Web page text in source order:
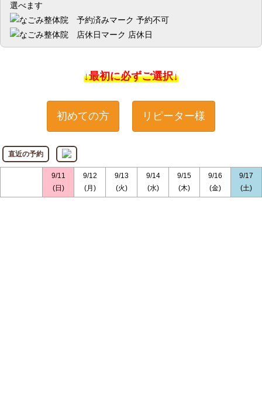
選べます
予約不可
店休日
↓最初に必ずご選択↓
初めての方 リピーター様
直近の予約
9/11
(日)
9/12
(月)
9/13
(火)
9/14
(水)
9/15
(木)
9/16
(金)
9/17
(土)